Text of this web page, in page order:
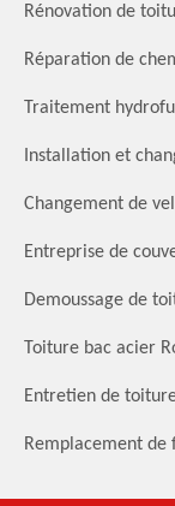
Rénovation de
Réparation de
Traitement
Installation et
Changement de
Entreprise de
Demoussage de
Toiture bac acier
Entretien de
Remplacement de